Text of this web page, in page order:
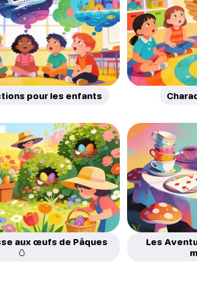
pour les enfants
aux œufs de Pâques
🥚
Les